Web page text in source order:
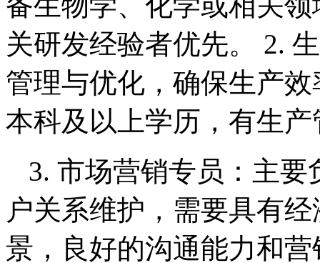
关研发经验者优先。 2.
管理与优化，确保生产
本科及以上学历，有生
3. 市场营销专员：主
户关系维护，需要具有
景，良好的沟通能力和